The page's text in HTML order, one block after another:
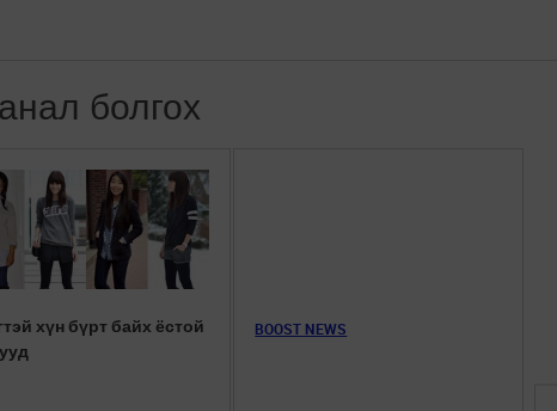
болгох
хүн бүрт байх ёстой
BOOST NEWS